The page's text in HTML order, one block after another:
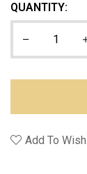
QUANTITY:
Add To